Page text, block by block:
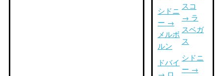
シドニ
ー →
メルボ
ルン
ドバイ
→ ロ
スコ
→ ラ
スベガ
ス
シドニ
ー →